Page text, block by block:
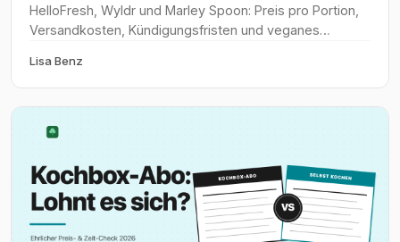
HelloFresh, Wyldr und Marley Spoon: Preis pro Portion,
Versandkosten, Kündigungsfristen und veganes
Lisa Benz